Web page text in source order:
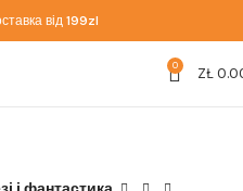
від 199zl
0 ZŁ